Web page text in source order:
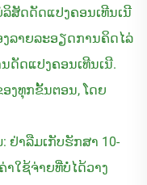
ສັດດັດແປງຄອນເທີນເນີ
ງລາຍລະອຽດການຄິດໄລ່
ດັດແປງຄອນເທີນເນີ.
ງທຸກຂັ້ນຕອນ, ໂດຍ
ຢ່າລືມເກັບຮັກສາ 10-
າໃຊ້ຈ່າຍທີ່ບໍ່ໄດ້ວາງ